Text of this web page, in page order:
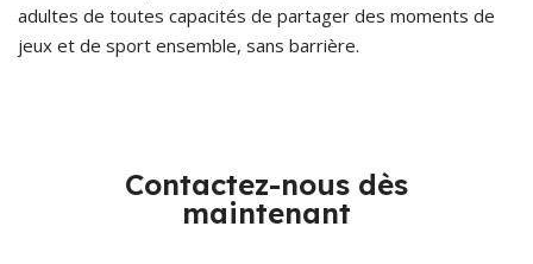
adultes de toutes capacités de partager des moments de
jeux et de sport ensemble, sans barrière.
Contactez-nous dès
maintenant